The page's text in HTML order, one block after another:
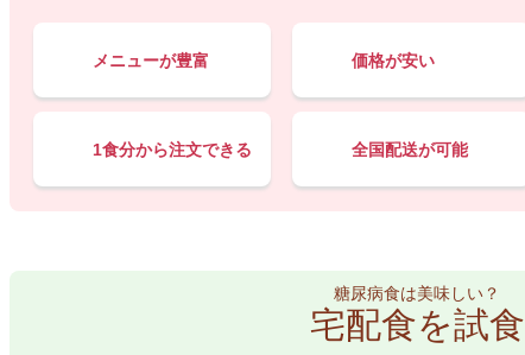
メニューが豊富 価格が安い
1食分から注文できる 全国配送が可能
糖尿病食は美味しい？
宅配食を試食